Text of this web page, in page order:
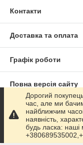
Контакти
Доставка та оплата
Графік роботи
Повна версія сайту
Сайт створено на
Політика
Дорогий
час, але ми
найближчим
наявність,
будь ласка: